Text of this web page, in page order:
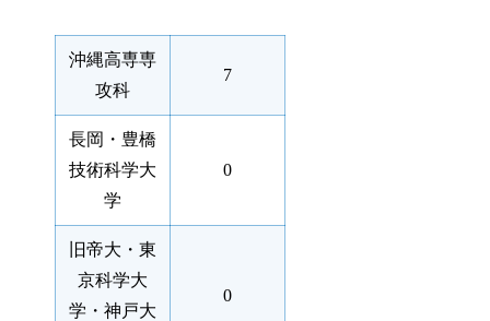
沖縄高専専
攻科
7
長岡・豊橋
技術科学大
学
0
旧帝大・東
京科学大
学・神戸大
0